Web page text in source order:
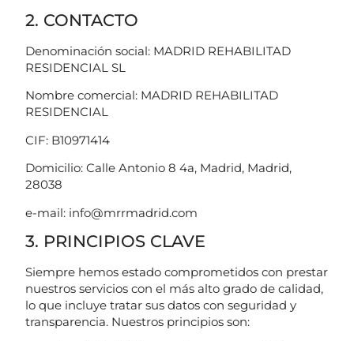
2. CONTACTO
Denominación social: MADRID REHABILITAD
RESIDENCIAL SL
Nombre comercial: MADRID REHABILITAD
RESIDENCIAL
CIF: B10971414
Domicilio: Calle Antonio 8 4a, Madrid, Madrid,
28038
e-mail: info@mrrmadrid.com
3. PRINCIPIOS CLAVE
Siempre hemos estado comprometidos con prestar
nuestros servicios con el más alto grado de calidad,
lo que incluye tratar sus datos con seguridad y
transparencia. Nuestros principios son: